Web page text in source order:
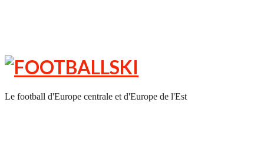
FOOTBALLSKI
Le football d'Europe centrale et d'Europe de l'Est